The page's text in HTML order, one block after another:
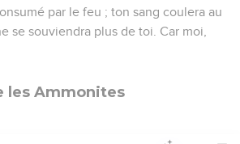
par le feu ; ton sang coulera au
se souviendra plus de toi. Car moi,
les Ammonites